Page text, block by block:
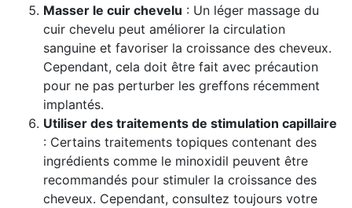
Masser le cuir chevelu : Un léger massage du
cuir chevelu peut améliorer la circulation
sanguine et favoriser la croissance des cheveux.
Cependant, cela doit être fait avec précaution
pour ne pas perturber les greffons récemment
implantés.
Utiliser des traitements de stimulation capillaire
: Certains traitements topiques contenant des
ingrédients comme le minoxidil peuvent être
recommandés pour stimuler la croissance des
cheveux. Cependant, consultez toujours votre